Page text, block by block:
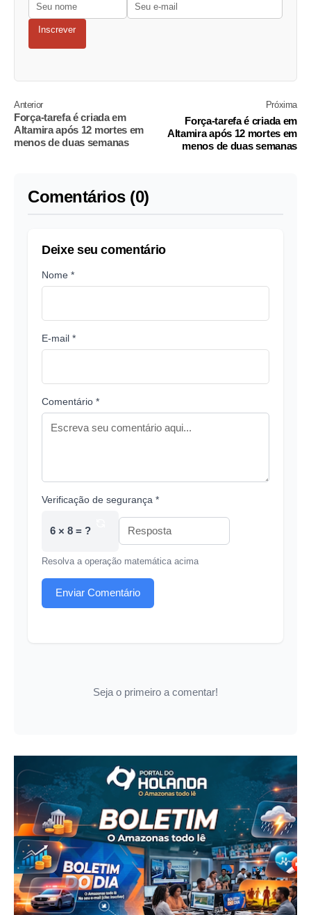
Inscrever
Anterior
Força-tarefa é criada em
Altamira após 12 mortes em
menos de duas semanas
Próxima
Força-tarefa é criada em
Altamira após 12 mortes em
menos de duas semanas
Comentários (0)
Deixe seu comentário
Nome *
E-mail *
Comentário *
Verificação de segurança *
6 × 8 = ?
Resolva a operação matemática acima
Enviar Comentário
Seja o primeiro a comentar!